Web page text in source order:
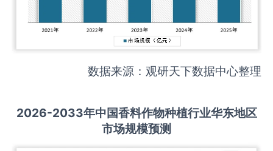
数据来源：观研天下数据中心整理
2026-2033年中国香料作物种植行业华东地区
市场规模预测